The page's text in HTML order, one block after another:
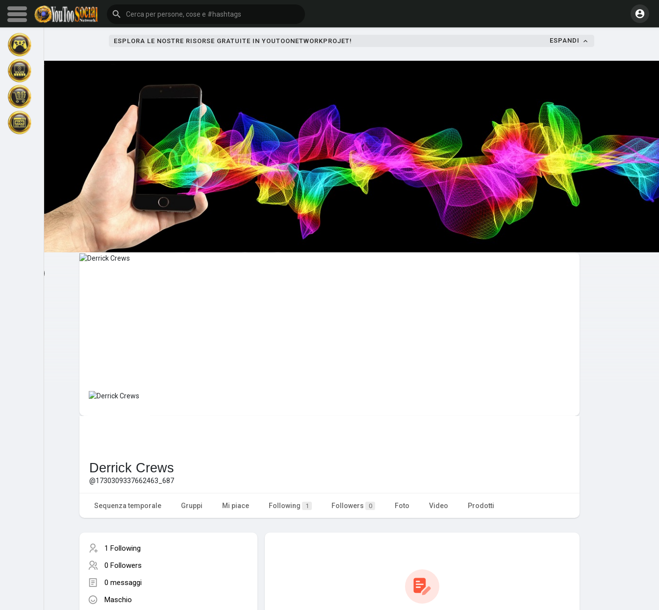
Sfoglia gli eventi
Esplorare
Post popolari Giochi
ESPLORA LE NOSTRE RISORSE GRATUITE IN YOUTOONETWORKPROJET! ESPANDI
Derrick Crews
@1730309337662463_687
Sequenza temporale Gruppi Mi piace Following 1 Followers 0 Foto Video Prodotti
1 Following
0 Followers
0 messaggi
Maschio